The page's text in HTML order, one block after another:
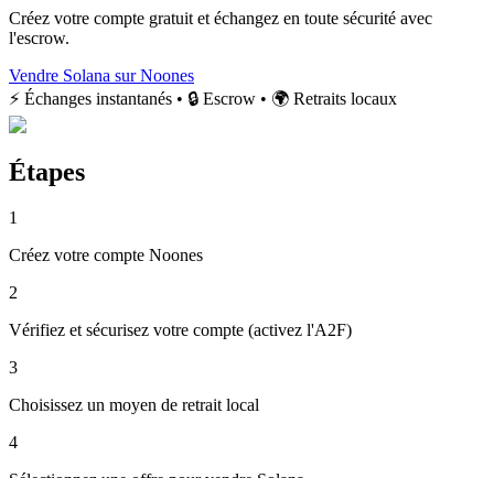
Créez votre compte gratuit et échangez en toute sécurité avec
l'escrow.
Vendre Solana sur Noones
⚡ Échanges instantanés • 🔒 Escrow • 🌍 Retraits locaux
Étapes
1
Créez votre compte Noones
2
Vérifiez et sécurisez votre compte (activez l'A2F)
3
Choisissez un moyen de retrait local
4